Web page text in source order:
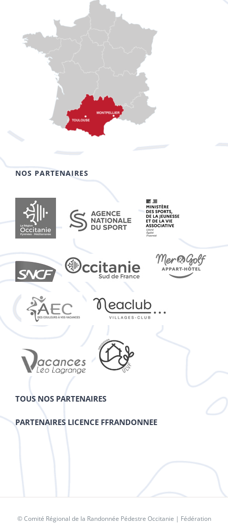
NOS PARTENAIRES
TOUS NOS PARTENAIRES
PARTENAIRES LICENCE FFRANDONNEE
© Comité Régional de la Randonnée Pédestre Occitanie | Fédération